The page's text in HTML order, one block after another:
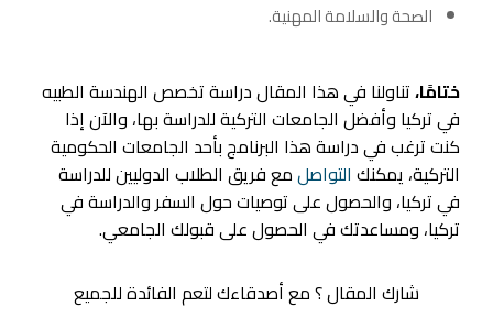
الصحة والسلامة المهنية.
ختامًا،تناولنا في هذا المقال دراسة تخصص الهندسة الطبيه
في تركيا وأفضل الجامعات التركية للدراسة بها، والآن إذا
كنت ترغب في دراسة هذا البرنامج بأحد الجامعات الحكومية
التركية، يمكنك التواصلمع فريق الطلاب الدوليين للدراسة
في تركيا، والحصول على توصيات حول السفر والدراسة في
تركيا، ومساعدتك في الحصول على قبولك الجامعي.
شارك المقال ؟ مع أصدقاءك لتعم الفائدة للجميع